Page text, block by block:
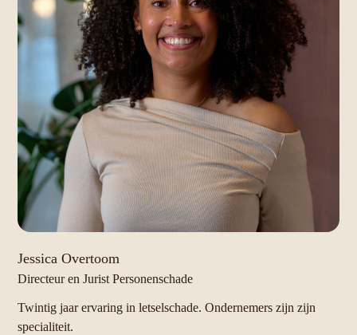
Jessica Overtoom
Directeur en Jurist Personenschade
Twintig jaar ervaring in letselschade. Ondernemers zijn zijn
specialiteit.